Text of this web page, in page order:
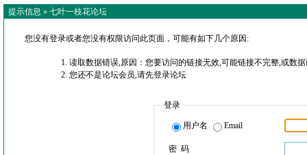
提示信息 » 七叶一枝花论坛
您没有登录或者您没有权限访问此页面，可能有如下几个原因:
读取数据错误,原因：您要访问的链接无效,可能链接不完整,或数
您还不是论坛会员,请先登录论坛
登录
用户名 Email
密 码